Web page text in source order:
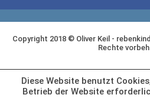
Copyright 2018 © Oliver Keil -
Rechte
Diese Website benutzt
Betrieb der Website